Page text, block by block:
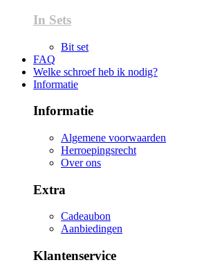
In Sets
Bit set
FAQ
Welke schroef heb ik nodig?
Informatie
Informatie
Algemene voorwaarden
Herroepingsrecht
Over ons
Extra
Cadeaubon
Aanbiedingen
Klantenservice